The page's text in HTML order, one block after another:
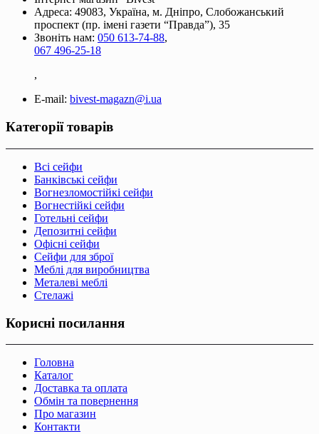
Адреса: 49083, Україна, м. Дніпро, Слобожанський
проспект (пр. імені газети “Правда”), 35
Звоніть нам: 050 613-74-88,
067 496-25-18
,
E-mail: bivest-magazn@i.ua
Категорії товарів
Всі сейфи
Банківські сейфи
Вогнезломостійкі сейфи
Вогнестійкі сейфи
Готельні сейфи
Депозитні сейфи
Офісні сейфи
Сейфи для зброї
Меблі для виробництва
Металеві меблі
Стелажі
Корисні посилання
Головна
Каталог
Доставка та оплата
Обмін та повернення
Про магазин
Контакти